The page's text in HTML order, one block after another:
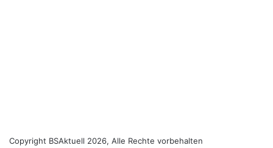
Copyright BSAktuell 2026, Alle Rechte vorbehalten